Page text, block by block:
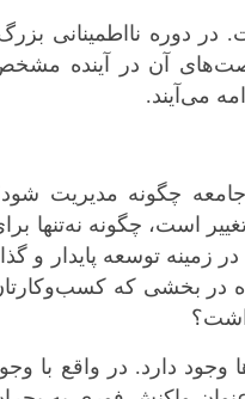
دوره‌ نااطمینانی
آن در آینده
می‌آیند.
چگونه مدیریت
است، چگونه نه‌تنها
زمینه توسعه پایدار و
در بخشی که
وجود دارد. در واقع با